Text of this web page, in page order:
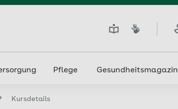
Pflege Gesundheitsmagazin
Kursdetails